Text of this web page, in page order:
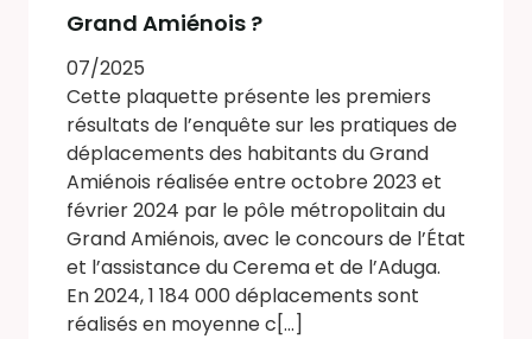
Grand Amiénois ?
07/2025
Cette plaquette présente les premiers
résultats de l’enquête sur les pratiques de
déplacements des habitants du Grand
Amiénois réalisée entre octobre 2023 et
février 2024 par le pôle métropolitain du
Grand Amiénois, avec le concours de l’État
et l’assistance du Cerema et de l’Aduga.
En 2024, 1 184 000 déplacements sont
réalisés en moyenne c[...]